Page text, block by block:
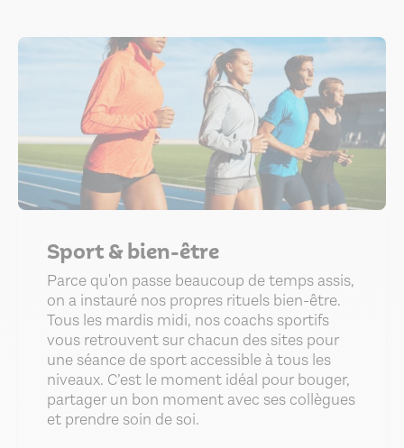
Sport & bien-être
Parce qu'on passe beaucoup de temps assis,
on a instauré nos propres rituels bien-être.
Tous les mardis midi, nos coachs sportifs
vous retrouvent sur chacun des sites pour
une séance de sport accessible à tous les
niveaux. C’est le moment idéal pour bouger,
partager un bon moment avec ses collègues
et prendre soin de soi.